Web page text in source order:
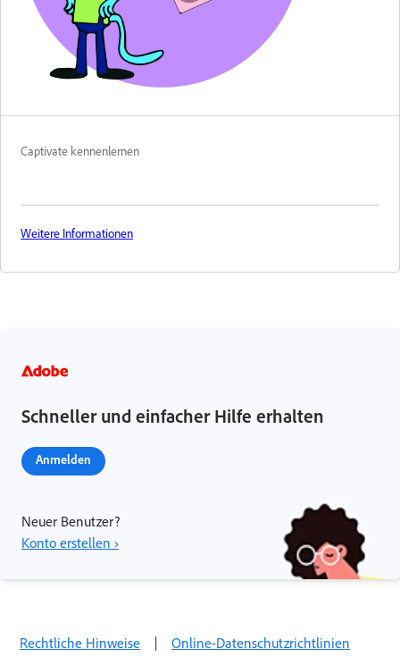
Captivate kennenlernen
Weitere Informationen
Schneller und einfacher Hilfe erhalten
Anmelden
Neuer Benutzer?
Konto erstellen ›
Rechtliche Hinweise | Online-Datenschutzrichtlinien